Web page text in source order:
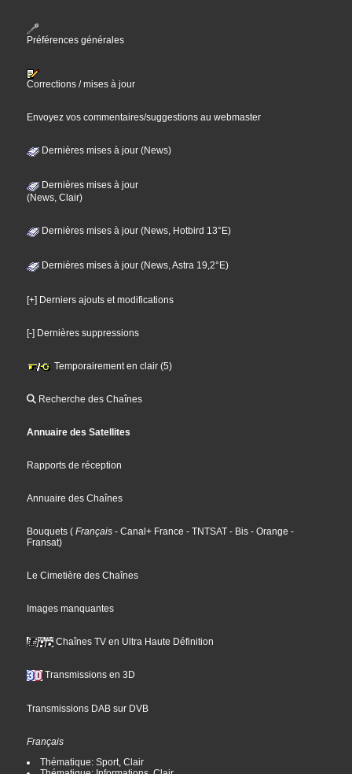
Préférences générales
Corrections / mises à jour
Envoyez vos commentaires/suggestions au webmaster
Dernières mises à jour (News)
Dernières mises à jour
(News, Clair)
Dernières mises à jour (News, Hotbird 13°E)
Dernières mises à jour (News, Astra 19,2°E)
[+] Derniers ajouts et modifications
[-] Dernières suppressions
Temporairement en clair (5)
Recherche des Chaînes
Annuaire des Satellites
Rapports de réception
Annuaire des Chaînes
Bouquets ( Français - Canal+ France - TNTSAT - Bis - Orange -
Fransat)
Le Cimetière des Chaînes
Images manquantes
Chaînes TV en Ultra Haute Définition
Transmissions en 3D
Transmissions DAB sur DVB
Français
Thématique: Sport, Clair